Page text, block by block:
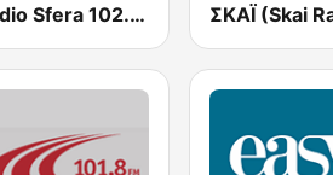
Radio Sfera 102.2 FM